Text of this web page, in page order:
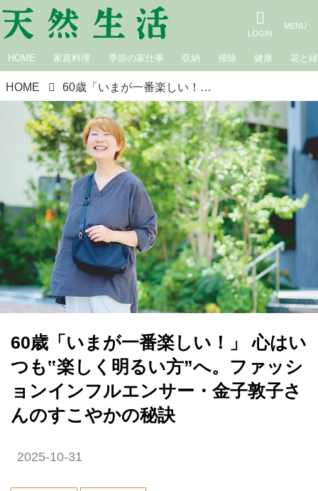
HOME 家庭料理 季節の家仕事 収納 掃除 健康 花と緑
HOME 60歳「いまが一番楽しい！」 心はいつも‟楽しく明るい方”へ。ファッションインフルエンサー・金子敦子さんのすこやかの秘訣
60歳「いまが一番楽しい！」 心はい
つも‟楽しく明るい方”へ。ファッシ
ョンインフルエンサー・金子敦子さ
んのすこやかの秘訣
2025-10-31